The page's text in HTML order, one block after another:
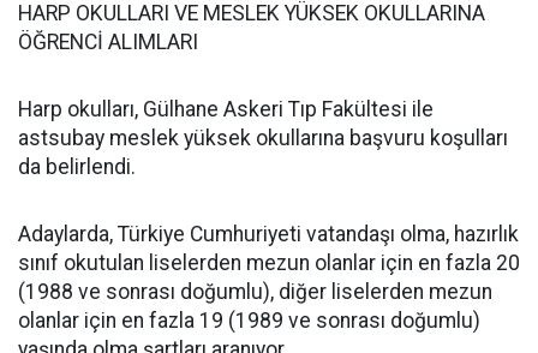
HARP OKULLARI VE MESLEK YÜKSEK OKULLARINA
ÖĞRENCİ ALIMLARI
Harp okulları, Gülhane Askeri Tıp Fakültesi ile
astsubay meslek yüksek okullarına başvuru koşulları
da belirlendi.
Adaylarda, Türkiye Cumhuriyeti vatandaşı olma, hazırlık
sınıf okutulan liselerden mezun olanlar için en fazla 20
(1988 ve sonrası doğumlu), diğer liselerden mezun
olanlar için en fazla 19 (1989 ve sonrası doğumlu)